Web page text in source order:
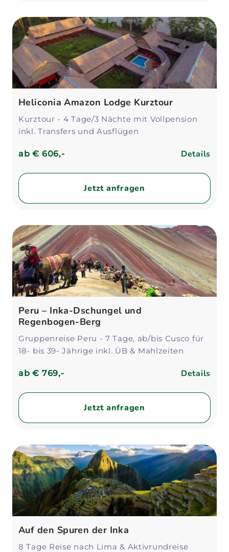
Heliconia Amazon Lodge Kurztour
Kurztour - 4 Tage/3 Nächte mit Vollpension
inkl. Transfers und Ausflügen
ab€ 606,- Details
Jetzt anfragen
Peru – Inka-Dschungel und
Regenbogen-Berg
Gruppenreise Peru - 7 Tage, ab/bis Cusco für
18- bis 39- Jährige inkl. ÜB & Mahlzeiten
ab€ 769,- Details
Jetzt anfragen
Auf den Spuren der Inka
8 Tage Reise nach Lima & Aktivrundreise